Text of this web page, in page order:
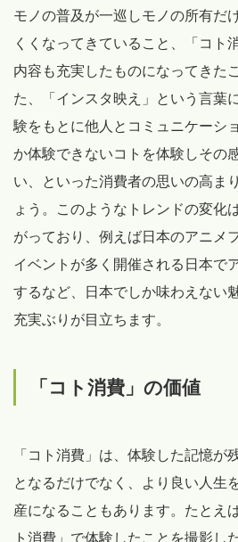
モノの普及が一巡しモノの所有だ
くくなってきていること、「コト
内容も充実したものになってきた
た、「インスタ映え」という言葉
験をもとに他人とコミュニケーシ
か体験できないコトを体験しその
い、といった消費者の思いの高ま
ょう。このようなトレンドの変化
がっており、例えば日本のアニメ
イベントが多く開催される日本で
するなど、日本でしか味わえない
充実ぶりが目立ちます。
「コト消費」の価値
「コト消費」は、体験した記憶が
となるだけでなく、より良い人生
産になることもあります。たとえ
ト消費」で体験したことを撮影し